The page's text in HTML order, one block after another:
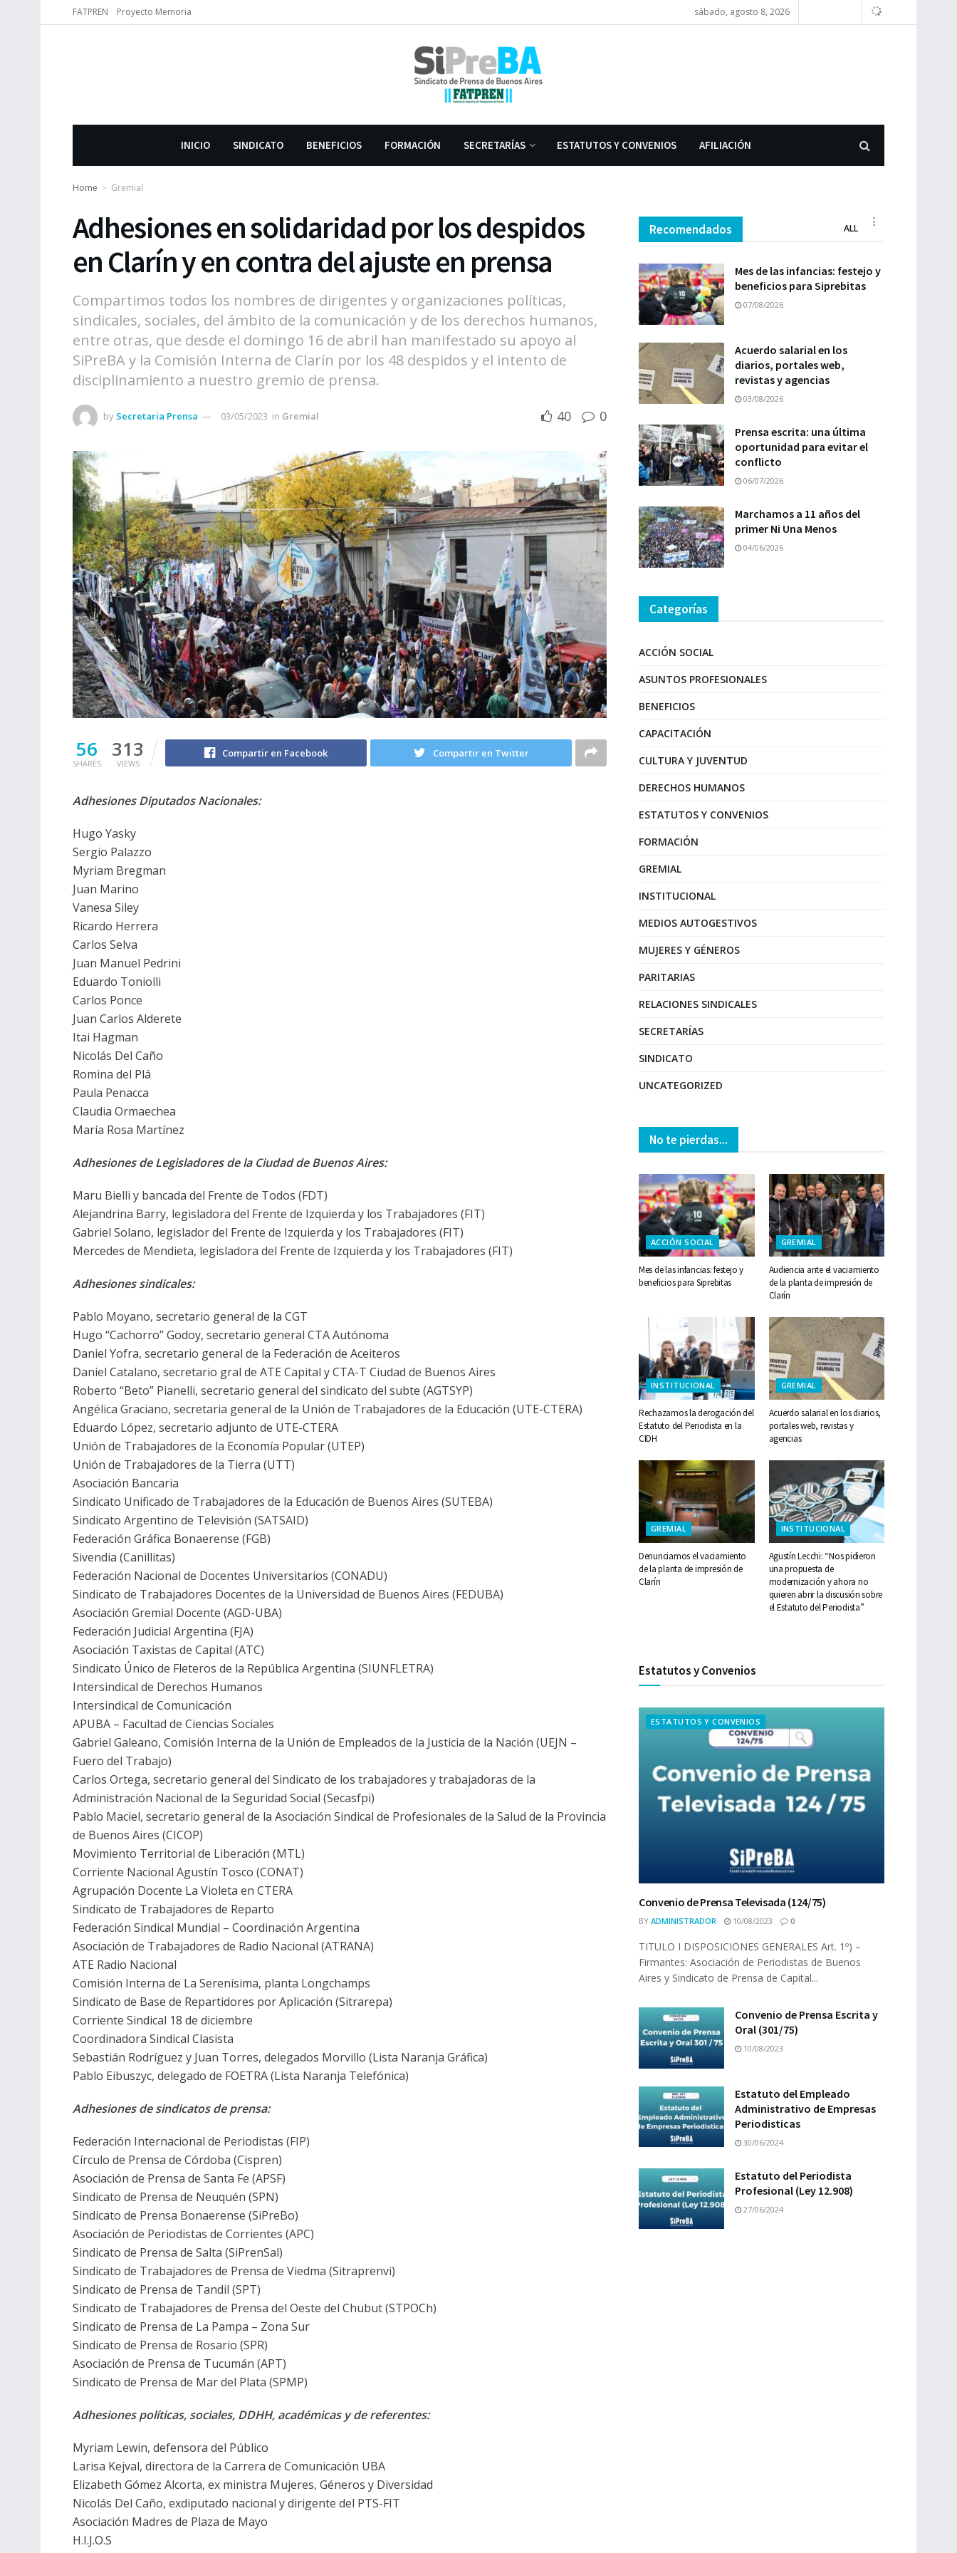
FATPREN Proyecto Memoria sábado, agosto 8, 2026
INICIO SINDICATO BENEFICIOS FORMACIÓN SECRETARÍAS ESTATUTOS Y CONVENIOS AFILIACIÓN
Home Gremial
Adhesiones en solidaridad por los despidos
en Clarín y en contra del ajuste en prensa
Compartimos todos los nombres de dirigentes y organizaciones políticas,
sindicales, sociales, del ámbito de la comunicación y de los derechos humanos,
entre otras, que desde el domingo 16 de abril han manifestado su apoyo al
SiPreBA y la Comisión Interna de Clarín por los 48 despidos y el intento de
disciplinamiento a nuestro gremio de prensa.
by Secretaria Prensa 03/05/2023 in Gremial 40 0
56
SHARES
313
VIEWS
Compartir en Facebook Compartir en Twitter
Adhesiones Diputados Nacionales:
Hugo Yasky
Sergio Palazzo
Myriam Bregman
Juan Marino
Vanesa Siley
Ricardo Herrera
Carlos Selva
Juan Manuel Pedrini
Eduardo Toniolli
Carlos Ponce
Juan Carlos Alderete
Itai Hagman
Nicolás Del Caño
Romina del Plá
Paula Penacca
Claudia Ormaechea
María Rosa Martínez
Adhesiones de Legisladores de la Ciudad de Buenos Aires:
Maru Bielli y bancada del Frente de Todos (FDT)
Alejandrina Barry, legisladora del Frente de Izquierda y los Trabajadores (FIT)
Gabriel Solano, legislador del Frente de Izquierda y los Trabajadores (FIT)
Mercedes de Mendieta, legisladora del Frente de Izquierda y los Trabajadores (FIT)
Adhesiones sindicales:
Pablo Moyano, secretario general de la CGT
Hugo “Cachorro” Godoy, secretario general CTA Autónoma
Daniel Yofra, secretario general de la Federación de Aceiteros
Daniel Catalano, secretario gral de ATE Capital y CTA-T Ciudad de Buenos Aires
Roberto “Beto” Pianelli, secretario general del sindicato del subte (AGTSYP)
Angélica Graciano, secretaria general de la Unión de Trabajadores de la Educación (UTE-CTERA)
Eduardo López, secretario adjunto de UTE-CTERA
Unión de Trabajadores de la Economía Popular (UTEP)
Unión de Trabajadores de la Tierra (UTT)
Asociación Bancaria
Sindicato Unificado de Trabajadores de la Educación de Buenos Aires (SUTEBA)
Sindicato Argentino de Televisión (SATSAID)
Federación Gráfica Bonaerense (FGB)
Sivendia (Canillitas)
Federación Nacional de Docentes Universitarios (CONADU)
Sindicato de Trabajadores Docentes de la Universidad de Buenos Aires (FEDUBA)
Asociación Gremial Docente (AGD-UBA)
Federación Judicial Argentina (FJA)
Asociación Taxistas de Capital (ATC)
Sindicato Único de Fleteros de la República Argentina (SIUNFLETRA)
Intersindical de Derechos Humanos
Intersindical de Comunicación
APUBA – Facultad de Ciencias Sociales
Gabriel Galeano, Comisión Interna de la Unión de Empleados de la Justicia de la Nación (UEJN –
Fuero del Trabajo)
Carlos Ortega, secretario general del Sindicato de los trabajadores y trabajadoras de la
Administración Nacional de la Seguridad Social (Secasfpi)
Pablo Maciel, secretario general de la Asociación Sindical de Profesionales de la Salud de la Provincia
de Buenos Aires (CICOP)
Movimiento Territorial de Liberación (MTL)
Corriente Nacional Agustín Tosco (CONAT)
Agrupación Docente La Violeta en CTERA
Sindicato de Trabajadores de Reparto
Federación Sindical Mundial – Coordinación Argentina
Asociación de Trabajadores de Radio Nacional (ATRANA)
ATE Radio Nacional
Comisión Interna de La Serenísima, planta Longchamps
Sindicato de Base de Repartidores por Aplicación (Sitrarepa)
Corriente Sindical 18 de diciembre
Coordinadora Sindical Clasista
Sebastián Rodríguez y Juan Torres, delegados Morvillo (Lista Naranja Gráfica)
Pablo Eibuszyc, delegado de FOETRA (Lista Naranja Telefónica)
Adhesiones de sindicatos de prensa:
Federación Internacional de Periodistas (FIP)
Círculo de Prensa de Córdoba (Cispren)
Asociación de Prensa de Santa Fe (APSF)
Sindicato de Prensa de Neuquén (SPN)
Sindicato de Prensa Bonaerense (SiPreBo)
Asociación de Periodistas de Corrientes (APC)
Sindicato de Prensa de Salta (SiPrenSal)
Sindicato de Trabajadores de Prensa de Viedma (Sitraprenvi)
Sindicato de Prensa de Tandil (SPT)
Sindicato de Trabajadores de Prensa del Oeste del Chubut (STPOCh)
Sindicato de Prensa de La Pampa – Zona Sur
Sindicato de Prensa de Rosario (SPR)
Asociación de Prensa de Tucumán (APT)
Sindicato de Prensa de Mar del Plata (SPMP)
Adhesiones políticas, sociales, DDHH, académicas y de referentes:
Myriam Lewin, defensora del Público
Larisa Kejval, directora de la Carrera de Comunicación UBA
Elizabeth Gómez Alcorta, ex ministra Mujeres, Géneros y Diversidad
Nicolás Del Caño, exdiputado nacional y dirigente del PTS-FIT
Asociación Madres de Plaza de Mayo
H.I.J.O.S
Recomendados ALL
Mes de las infancias: festejo y
beneficios para Siprebitas
07/08/2026
Acuerdo salarial en los
diarios, portales web,
revistas y agencias
03/08/2026
Prensa escrita: una última
oportunidad para evitar el
conflicto
06/07/2026
Marchamos a 11 años del
primer Ni Una Menos
04/06/2026
Categorías
ACCIÓN SOCIAL
ASUNTOS PROFESIONALES
BENEFICIOS
CAPACITACIÓN
CULTURA Y JUVENTUD
DERECHOS HUMANOS
ESTATUTOS Y CONVENIOS
FORMACIÓN
GREMIAL
INSTITUCIONAL
MEDIOS AUTOGESTIVOS
MUJERES Y GÉNEROS
PARITARIAS
RELACIONES SINDICALES
SECRETARÍAS
SINDICATO
UNCATEGORIZED
No te pierdas...
ACCIÓN SOCIAL
Mes de las infancias: festejo y
beneficios para Siprebitas
GREMIAL
Audiencia ante el vaciamiento
de la planta de impresión de
Clarín
INSTITUCIONAL
Rechazamos la derogación del
Estatuto del Periodista en la
CIDH
GREMIAL
Acuerdo salarial en los diarios,
portales web, revistas y
agencias
GREMIAL
Denunciamos el vaciamiento
de la planta de impresión de
Clarín
INSTITUCIONAL
Agustín Lecchi: “Nos pidieron
una propuesta de
modernización y ahora no
quieren abrir la discusión sobre
el Estatuto del Periodista”
Estatutos y Convenios
ESTATUTOS Y CONVENIOS
Convenio de Prensa Televisada (124/75)
BY ADMINISTRADOR 10/08/2023 0
TITULO I DISPOSICIONES GENERALES Art. 1º) –
Firmantes: Asociación de Periodistas de Buenos
Aires y Sindicato de Prensa de Capital...
Convenio de Prensa Escrita y
Oral (301/75)
10/08/2023
Estatuto del Empleado
Administrativo de Empresas
Periodisticas
30/06/2024
Estatuto del Periodista
Profesional (Ley 12.908)
27/06/2024